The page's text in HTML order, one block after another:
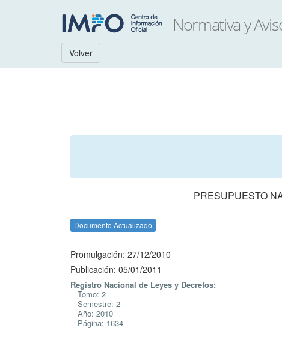
Volver
PRESUPUESTO
Documento Actualizado
Promulgación: 27/12/2010
Publicación: 05/01/2011
Registro Nacional de Leyes y Decretos:
Tomo: 2
Semestre: 2
Año: 2010
Página: 1634